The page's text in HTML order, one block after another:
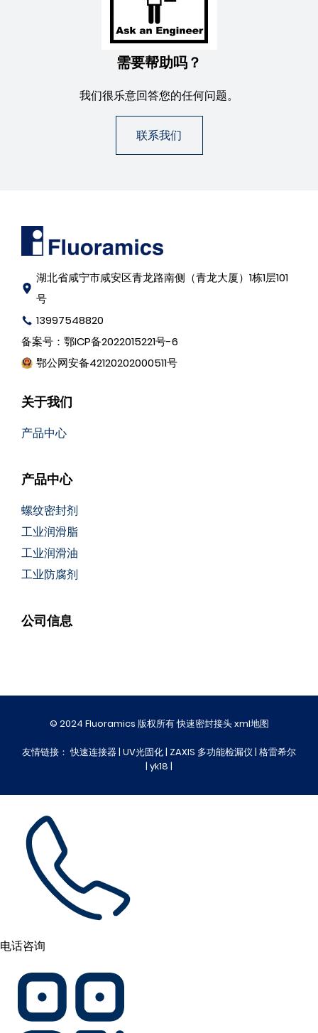
需要帮助吗？
我们很乐意回答您的任何问题。
联系我们
湖北省咸宁市咸安区青龙路南侧（青龙大厦）1栋1层101
号
13997548820
备案号： 鄂ICP备2022015221号-6
鄂公网安备42120202000511号
关于我们
产品中心
产品中心
螺纹密封剂
工业润滑脂
工业润滑油
工业防腐剂
公司信息
© 2024 Fluoramics 版权所有 快速密封接头xml地图
友情链接：快速连接器| UV光固化| ZAXIS 多功能检漏仪| 格雷希尔
| yk18 |
电话咨询